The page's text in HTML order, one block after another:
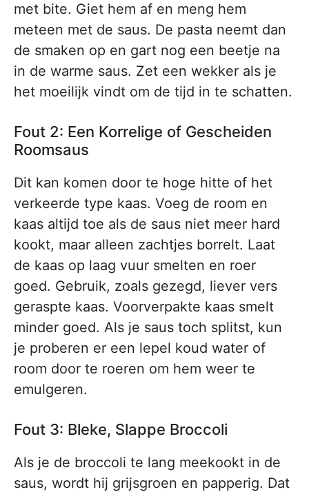
met bite. Giet hem af en meng hem
meteen met de saus. De pasta neemt dan
de smaken op en gart nog een beetje na
in de warme saus. Zet een wekker als je
het moeilijk vindt om de tijd in te schatten.
Fout 2: Een Korrelige of Gescheiden
Roomsaus
Dit kan komen door te hoge hitte of het
verkeerde type kaas. Voeg de room en
kaas altijd toe als de saus niet meer hard
kookt, maar alleen zachtjes borrelt. Laat
de kaas op laag vuur smelten en roer
goed. Gebruik, zoals gezegd, liever vers
geraspte kaas. Voorverpakte kaas smelt
minder goed. Als je saus toch splitst, kun
je proberen er een lepel koud water of
room door te roeren om hem weer te
emulgeren.
Fout 3: Bleke, Slappe Broccoli
Als je de broccoli te lang meekookt in de
saus, wordt hij grijsgroen en papperig. Dat